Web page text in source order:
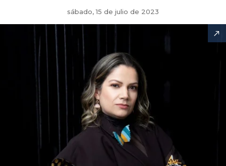
sábado, 15 de julio de 2023